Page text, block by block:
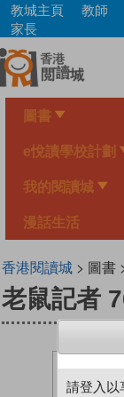
Skip
main
content
教城主頁 教師
家長
圖書
e悅讀學校計劃
我的閱讀城
漫話生活
香港閱讀城> 圖書
老鼠記者
請登入以